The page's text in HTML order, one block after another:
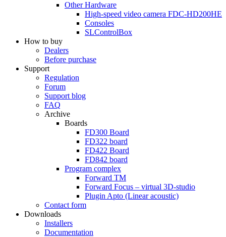
Other Hardware
High-speed video camera FDC-HD200HE
Consoles
SLControlBox
How to buy
Dealers
Before purchase
Support
Regulation
Forum
Support blog
FAQ
Archive
Boards
FD300 Board
FD322 board
FD422 Board
FD842 board
Program complex
Forward TM
Forward Focus – virtual 3D-studio
Plugin Apto (Linearacoustic)
Contact form
Downloads
Installers
Documentation